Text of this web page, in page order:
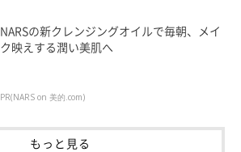
NARSの新クレンジングオイルで毎朝、メイ
ク映えする潤い美肌へ
PR(NARS on 美的.com)
もっと見る